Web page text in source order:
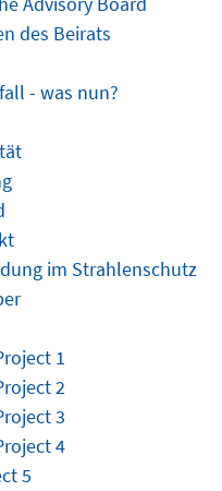
des Beirats
- was nun?
im Strahlenschutz
1
2
3
4
5